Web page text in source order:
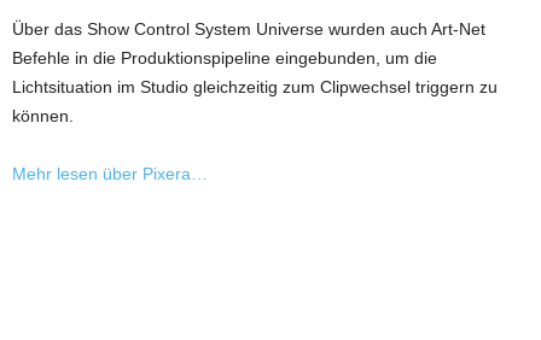
Über das Show Control System Universe wurden auch Art-Net
Befehle in die Produktionspipeline eingebunden, um die
Lichtsituation im Studio gleichzeitig zum Clipwechsel triggern zu
können.
Mehr lesen über Pixera…